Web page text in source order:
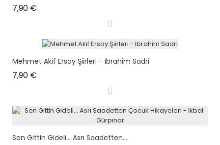
7,90 €
Mehmet Akif Ersoy Şiirleri - Ibrahim Sadri
7,90 €
Sen Gittin Gideli... Asrı Saadetten...